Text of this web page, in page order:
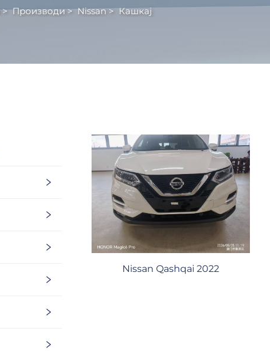
>Производи>Nissan>Кашкај
Nissan Qashqai 2022